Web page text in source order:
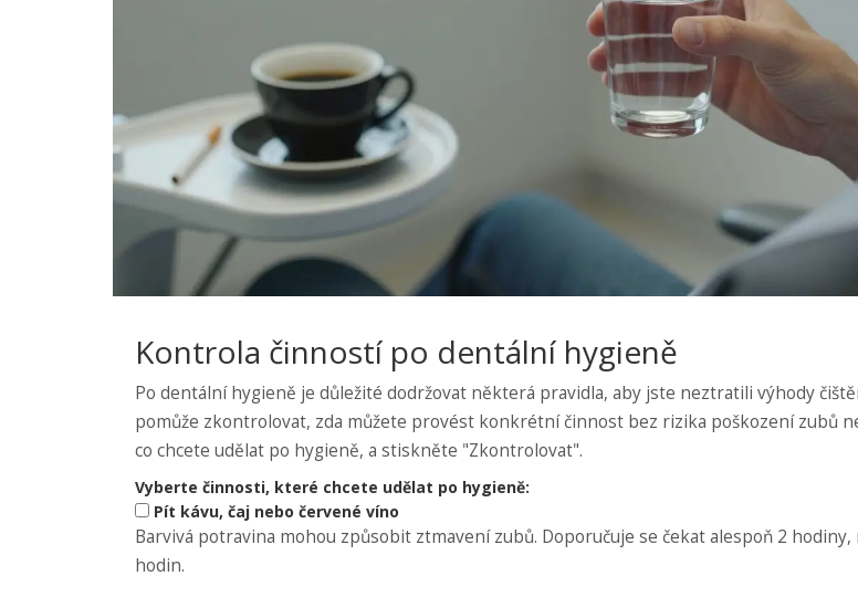
Kontrola činností po dentální hygieně
Po dentální hygieně je důležité dodržovat některá pravidla, aby jste neztratili výhody
pomůže zkontrolovat, zda můžete provést konkrétní činnost bez rizika poškození zubů
co chcete udělat po hygieně, a stiskněte "Zkontrolovat".
Vyberte činnosti, které chcete udělat po hygieně:
Pít kávu, čaj nebo červené víno
Barvivá potravina mohou způsobit ztmavení zubů. Doporučuje se čekat alespoň 2
hodin.